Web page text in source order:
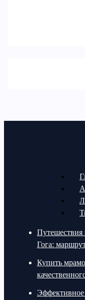
Путешествия
Гога:
Купить
Эффективное